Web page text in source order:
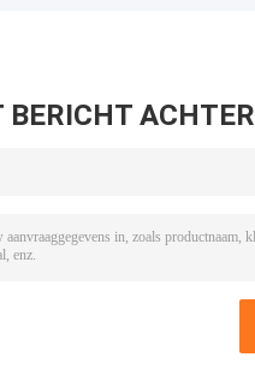
BERICHT ACHTER